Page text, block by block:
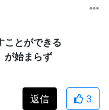
ことができる
が始まらず
返信 3